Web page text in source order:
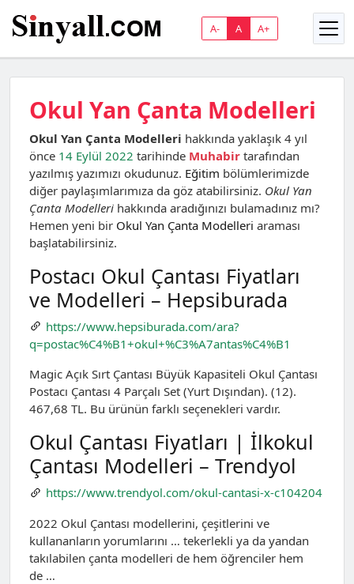
A- A A+
Okul Yan Çanta Modelleri
Okul Yan Çanta Modelleri hakkında yaklaşık 4 yıl
önce 14 Eylül 2022 tarihinde Muhabir tarafından
yazılmış yazımızı okudunuz. Eğitim bölümlerimizde
diğer paylaşımlarımıza da göz atabilirsiniz. Okul Yan
Çanta Modelleri hakkında aradığınızı bulamadınız mı?
Hemen yeni bir Okul Yan Çanta Modelleri araması
başlatabilirsiniz.
Postacı Okul Çantası Fiyatları
ve Modelleri – Hepsiburada
https://www.hepsiburada.com/ara?
q=postac%C4%B1+okul+%C3%A7antas%C4%B1
Magic Açık Sırt Çantası Büyük Kapasiteli Okul Çantası
Postacı Çantası 4 Parçalı Set (Yurt Dışından). (12).
467,68 TL. Bu ürünün farklı seçenekleri vardır.
Okul Çantası Fiyatları | İlkokul
Çantası Modelleri – Trendyol
https://www.trendyol.com/okul-cantasi-x-c104204
2022 Okul Çantası modellerini, çeşitlerini ve
kullananların yorumlarını … tekerlekli ya da yandan
takılabilen çanta modelleri de hem öğrenciler hem
de …